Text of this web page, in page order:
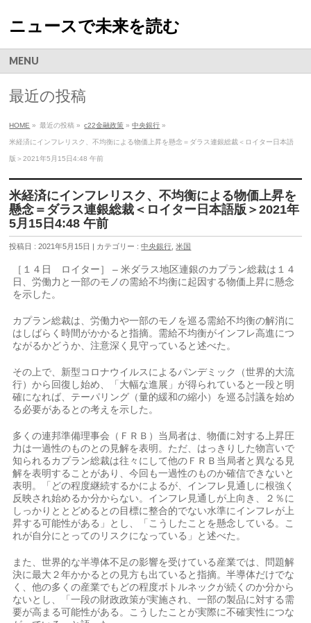
ニュースで未来を読む
MENU
最近の投稿
HOME » 最近の投稿 » c22金融政策 »中央銀行 »
米経済にインフレリスク、不均衡による物価上昇を懸念＝ダラス連銀総裁＜ロイター日本語
版＞2021年5月15日4:48 午前
米経済にインフレリスク、不均衡による物価上昇を
懸念＝ダラス連銀総裁＜ロイター日本語版＞2021年
5月15日4:48 午前
投稿日 : 2021年5月15日 | カテゴリー :中央銀行 ,米国
［１４日 ロイター］ – 米ダラス地区連銀のカプラン総裁は１４
日、労働力と一部のモノの需給不均衡に起因する物価上昇に懸念
を示した。
カプラン総裁は、労働力や一部のモノを巡る需給不均衡の解消に
はしばらく時間がかかると指摘。需給不均衡がインフレ高進につ
ながるかどうか、注意深く見守っていると述べた。
その上で、新型コロナウイルスによるパンデミック（世界的大流
行）から回復し始め、「大幅な進展」が得られていると一段と明
確になれば、テーパリング（量的緩和の縮小）を巡る討議を始め
る必要があるとの考えを示した。
多くの連邦準備理事会（ＦＲＢ）当局者は、物価に対する上昇圧
力は一過性のものとの見解を表明。ただ、はっきりした物言いで
知られるカプラン総裁は往々にして他のＦＲＢ当局者と異なる見
解を表明することがあり、今回も一過性のものか確信できないと
表明。「どの程度継続するかによるが、インフレ見通しに根強く
反映され始めるか分からない。インフレ見通しが上向き、２％に
しっかりととどめるとの目標に整合的でない水準にインフレが上
昇する可能性がある」とし、「こうしたことを懸念している。こ
れが自分にとってのリスクになっている」と述べた。
また、世界的な半導体不足の影響を受けている産業では、問題解
決に最大２年かかるとの見方も出ていると指摘。半導体だけでな
く、他の多くの産業でもどの程度ボトルネックが続くのか分から
ないとし、「一段の財政政策が実施され、一部の製品に対する需
要が高まる可能性がある。こうしたことが実際に不確実性につな